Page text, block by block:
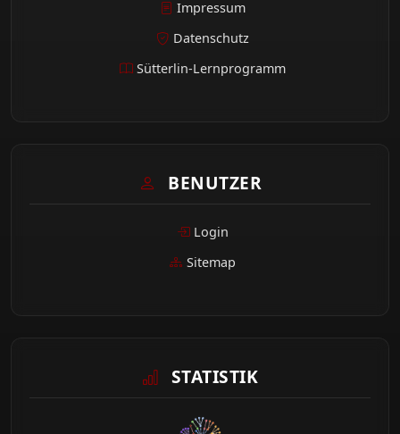
Impressum
Datenschutz
Sütterlin-Lernprogramm
BENUTZER
Login
Sitemap
STATISTIK